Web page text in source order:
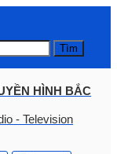
Tìm
HÌNH BẮC
- Television